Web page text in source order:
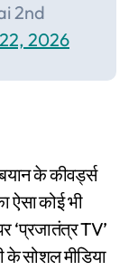
2nd
2026
के कीवर्ड्स
ऐसा कोई भी
‘प्रजातंत्र TV’
के सोशल मीडिया